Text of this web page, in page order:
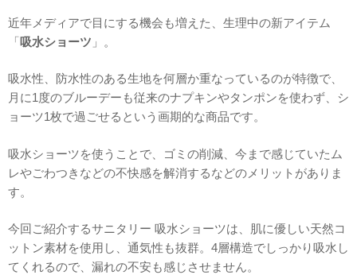
近年メディアで目にする機会も増えた、生理中の新アイテム
「吸水ショーツ 」。
吸水性、防水性のある生地を何層か重なっているのが特徴で、
月に1度のブルーデーも従来のナプキンやタンポンを使わず、シ
ョーツ1枚で過ごせるという画期的な商品です。
吸水ショーツを使うことで、ゴミの削減、今まで感じていたム
レやごわつきなどの不快感を解消するなどのメリットがありま
す。
今回ご紹介するサニタリー 吸水ショーツは、肌に優しい天然コ
ットン素材を使用し、通気性も抜群。4層構造でしっかり吸水し
てくれるので、漏れの不安も感じさせません。